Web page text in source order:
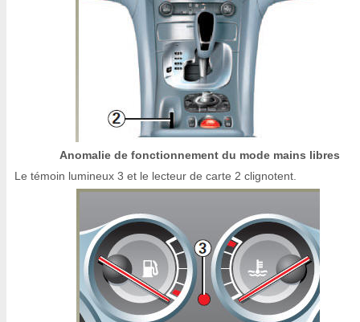
Anomalie de fonctionnement du mode mains libres
Le témoin lumineux 3 et le lecteur de carte 2 clignotent.